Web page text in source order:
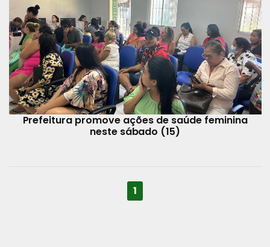
Prefeitura promove ações de saúde feminina
neste sábado (15)
1